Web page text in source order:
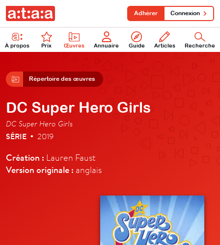
À propos Prix Œuvres Annuaire Guide Articles Recherche
Adhérer Connexion
Répertoire des œuvres
DC Super Hero Girls
DC Super Hero Girls
SÉRIE • 2019
Création : Lauren Faust
Version originale : anglais